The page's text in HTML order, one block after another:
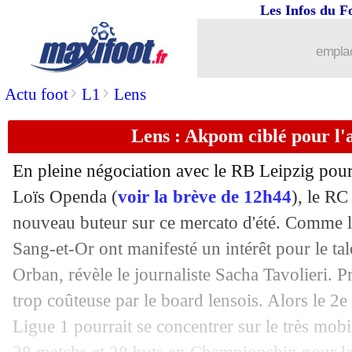
Actu foot> L1 > Lens
Les Infos du
Lens : Akpom ciblé pour
En pleine négociation avec le RB Leipzig
Loïs Openda (voir la brève de 12h44), le
nouveau buteur sur ce mercato d'été.
Sang-et-Or ont manifesté un intérêt pour le
Orban, révèle le journaliste Sacha Tavolieri.
trop coûteuse par le board lensois. Alors le
Ligue 1 pourrait se concentrer sur le très
Atalanta : Kolasinac jusqu'en 2026
06/07 Man Utd: le cas Greenwood divise
06/07 Divers: Piqué tance l'Arabie saoudite
06/07 PSG: Dembélé pour oublier Mbappé
06/07 Atletico : Azpilicueta jusqu'en 2024
06/07 Rennes: Maurice répond à la rumeur
06/07 Arsenal: Balogun a 5 clubs en tête,